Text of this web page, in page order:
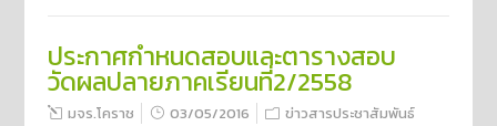
ประกาศกำหนดสอบและตารางสอบ
วัดผลปลายภาคเรียนที่2/2558
มจร.โคราช 03/05/2016 ข่าวสารประชาสัมพันธ์